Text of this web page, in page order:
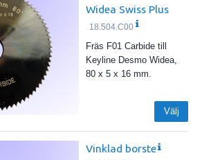
Widea Swiss Plus
18.504.C00
Fräs F01 Carbide till
Keyline Desmo Widea,
80 x 5 x 16 mm.
Välj
Vinklad borste